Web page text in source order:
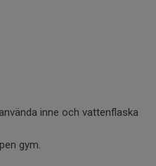
inne och vattenflaska
gym.